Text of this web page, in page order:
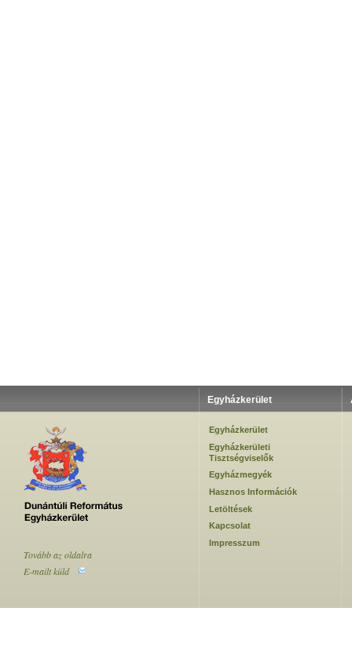
Egyházkerület
Egyházkerület
Egyházkerületi
Tisztségviselők
Egyházmegyék
Hasznos Információk
Letöltések
Kapcsolat
Impresszum
Tovább az oldalra
E-mailt küld